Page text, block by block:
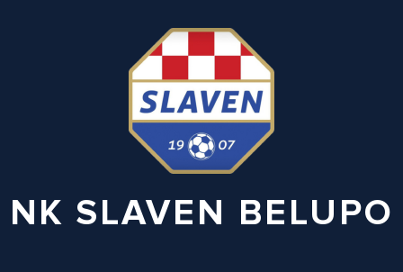
NK SLAVEN BELUPO